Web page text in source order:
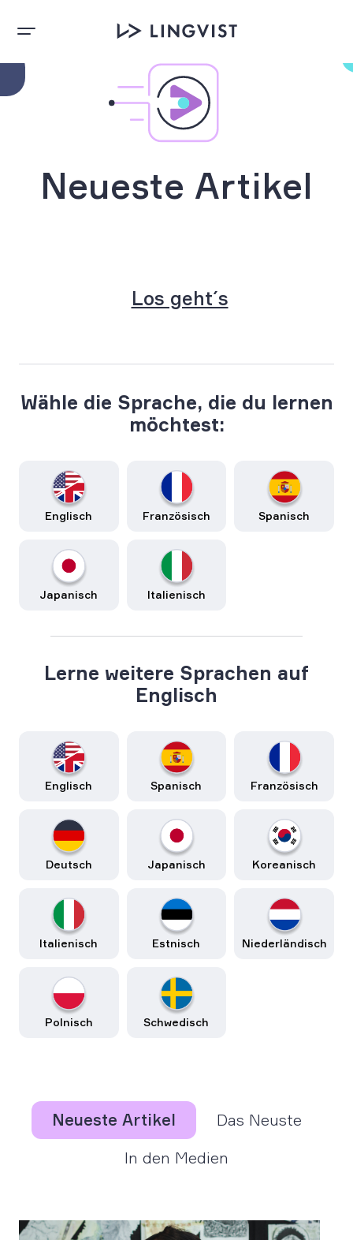
Neueste Artikel
Los geht´s
Wähle die Sprache, die du lernen
möchtest:
Englisch Französisch Spanisch
Japanisch Italienisch
Lerne weitere Sprachen auf
Englisch
Englisch Spanisch Französisch
Deutsch Japanisch Koreanisch
Italienisch Estnisch Niederländisch
Polnisch Schwedisch
Neueste Artikel
Das Neuste
In den Medien